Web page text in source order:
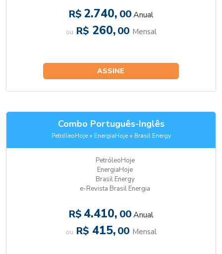
R$ 2.740, 00 Anual
ou R$ 260,00 Mensal
ASSINE
Combo Português-Inglês
PetróleoHoje + EnergiaHoje + Brasil Energy
PetróleoHoje
EnergiaHoje
Brasil Energy
e-Revista Brasil Energia
R$ 4.410, 00 Anual
ou R$ 415,00 Mensal